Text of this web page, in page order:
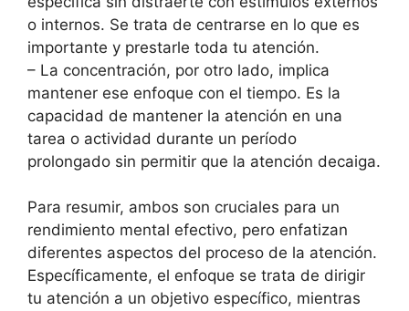
o internos. Se trata de centrarse en lo que es
importante y prestarle toda tu atención.
– La concentración, por otro lado, implica
mantener ese enfoque con el tiempo. Es la
capacidad de mantener la atención en una
tarea o actividad durante un período
prolongado sin permitir que la atención decaiga.
Para resumir, ambos son cruciales para un
rendimiento mental efectivo, pero enfatizan
diferentes aspectos del proceso de la atención.
Específicamente, el enfoque se trata de dirigir
tu atención a un objetivo específico, mientras